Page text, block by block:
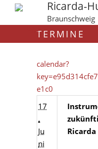
Ricarda-
Braunschweig
TERMINE
calendar?
e1c0
17
.
Ju
ni
Ricarda